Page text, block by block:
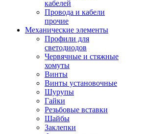
кабелей
Провода и кабели
прочие
Механические элементы
Профили для
светодиодов
Червячные и стяжные
хомуты
Винты
Винты установочные
Шурупы
Гайки
Резьбовые вставки
Шайбы
Заклепки